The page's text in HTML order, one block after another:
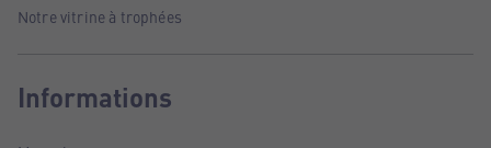
Notre vitrine à trophées
Informations